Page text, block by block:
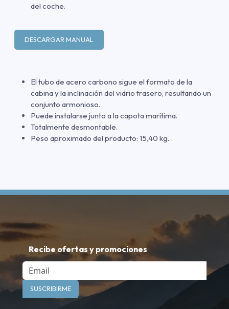
del coche.
DESCARGAR MANUAL
El tubo de acero carbono sigue el formato de la
cabina y la inclinación del vidrio trasero, resultando un
conjunto armonioso.
Puede instalarse junto a la capota marítima.
Totalmente desmontable.
Peso aproximado del producto: 15,40 kg.
Recibe ofertas y promociones
Email
SUSCRIBIRME